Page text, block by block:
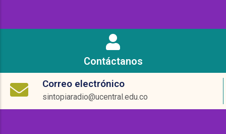
Contáctanos
Correo electrónico
sintopiaradio@ucentral.edu.co